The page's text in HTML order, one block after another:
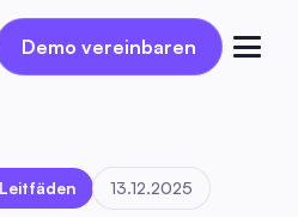
Demo vereinbaren
Demo vereinbaren
13.12.2025